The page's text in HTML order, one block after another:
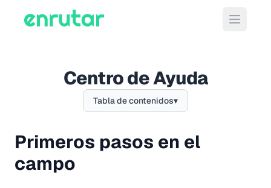
Abrir
Centro de Ayuda
Tabla de contenidos▾
Primeros pasos en el
campo